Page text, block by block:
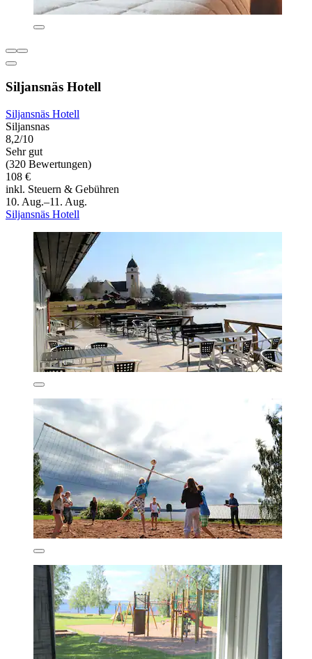
Siljansnäs Hotell
Siljansnäs Hotell
Siljansnas
8,2/10
Sehr gut
(320 Bewertungen)
108 €
inkl. Steuern & Gebühren
10. Aug.–11. Aug.
Siljansnäs Hotell